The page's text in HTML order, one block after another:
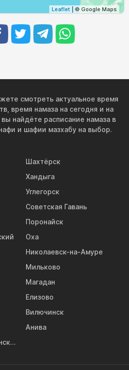
Leaflet | © Google Maps
смотреть актуальное время
время намаза на сегодня и на
найдёте расписание намаза в
и шафии мазхабу на выбор.
Шахтёрск
Хандыга
Углегорск
Советская Гавань
Поронайск
Оха
Николаевск-на-Амуре
Мильково
Магадан
Елизово
Вилючинск
Анива
Александровск-Сахалинский